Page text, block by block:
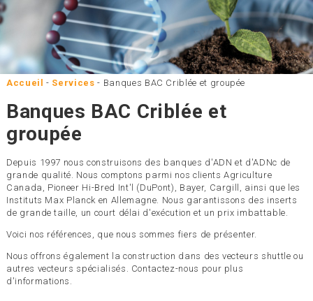
Accueil - Services - Banques BAC Criblée et groupée
Banques BAC Criblée et
groupée
Depuis 1997 nous construisons des banques d'ADN et d'ADNc de
grande qualité. Nous comptons parmi nos clients Agriculture
Canada, Pioneer Hi-Bred Int'l (DuPont), Bayer, Cargill, ainsi que les
Instituts Max Planck en Allemagne. Nous garantissons des inserts
de grande taille, un court délai d'exécution et un prix imbattable.
Voici nos références, que nous sommes fiers de présenter.
Nous offrons également la construction dans des vecteurs shuttle ou
autres vecteurs spécialisés. Contactez-nous pour plus
d'informations.